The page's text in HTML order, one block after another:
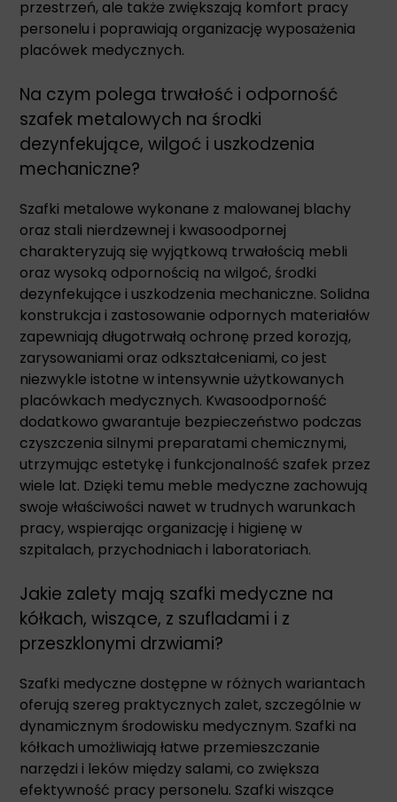
przestrzeń, ale także zwiększają komfort pracy
personelu i poprawiają organizację wyposażenia
placówek medycznych.
Na czym polega trwałość i odporność
szafek metalowych na środki
dezynfekujące, wilgoć i uszkodzenia
mechaniczne?
Szafki metalowe wykonane z malowanej blachy
oraz stali nierdzewnej i kwasoodpornej
charakteryzują się wyjątkową trwałością mebli
oraz wysoką odpornością na wilgoć, środki
dezynfekujące i uszkodzenia mechaniczne. Solidna
konstrukcja i zastosowanie odpornych materiałów
zapewniają długotrwałą ochronę przed korozją,
zarysowaniami oraz odkształceniami, co jest
niezwykle istotne w intensywnie użytkowanych
placówkach medycznych. Kwasoodporność
dodatkowo gwarantuje bezpieczeństwo podczas
czyszczenia silnymi preparatami chemicznymi,
utrzymując estetykę i funkcjonalność szafek przez
wiele lat. Dzięki temu meble medyczne zachowują
swoje właściwości nawet w trudnych warunkach
pracy, wspierając organizację i higienę w
szpitalach, przychodniach i laboratoriach.
Jakie zalety mają szafki medyczne na
kółkach, wiszące, z szufladami i z
przeszklonymi drzwiami?
Szafki medyczne dostępne w różnych wariantach
oferują szereg praktycznych zalet, szczególnie w
dynamicznym środowisku medycznym. Szafki na
kółkach umożliwiają łatwe przemieszczanie
narzędzi i leków między salami, co zwiększa
efektywność pracy personelu. Szafki wiszące